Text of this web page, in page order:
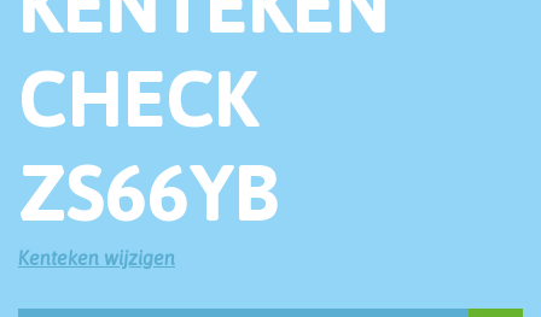
CHECK
ZS66YB
Kenteken wijzigen